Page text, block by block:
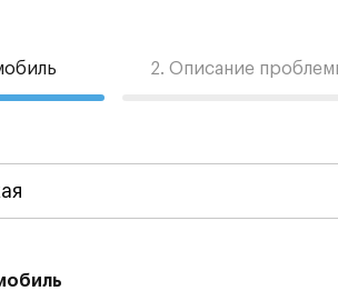
2. Описание